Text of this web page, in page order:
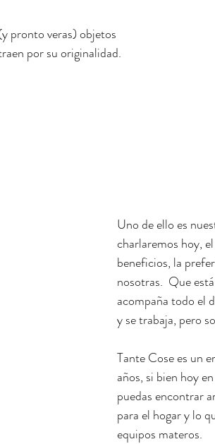
pronto veras) objetos
por su originalidad.
Uno de ello es
charlaremos hoy,
beneficios, la
nosotras.  Que
acompaña todo el
y se trabaja, pero
Tante Cose es un
años, si bien hoy
puedas encontrar
para el hogar y lo
equipos materos.